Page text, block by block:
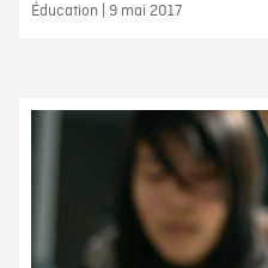
Éducation | 9 mai 2017